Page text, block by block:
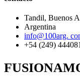
Tandil, Buenos
Argentina
info@100arg.
+54 (249)